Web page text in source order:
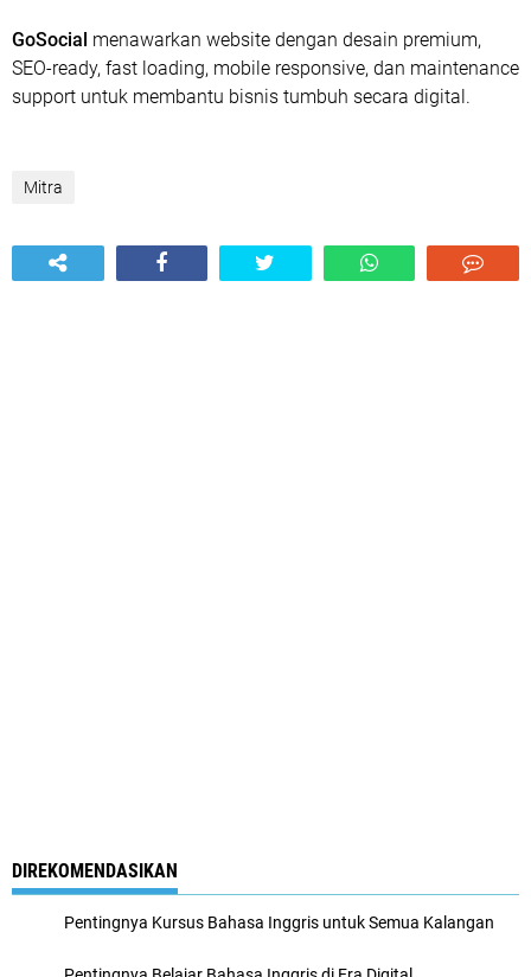
GoSocial menawarkan website dengan desain premium,
SEO-ready, fast loading, mobile responsive, dan maintenance
support untuk membantu bisnis tumbuh secara digital.
Mitra
DIREKOMENDASIKAN
Pentingnya Kursus Bahasa Inggris untuk Semua Kalangan